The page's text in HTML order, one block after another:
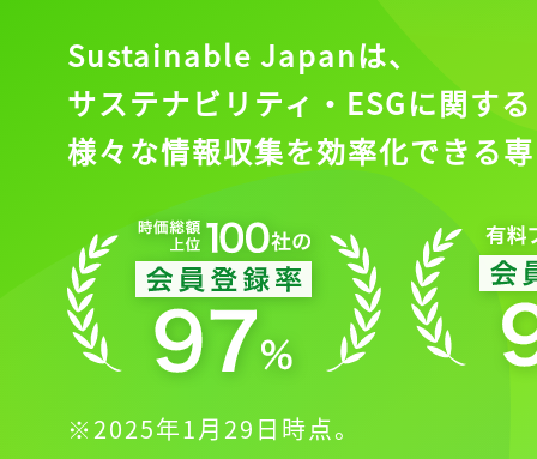
Sustainable Japanは、
サステナビリティ・ESGに関する
様々な情報収集を効率化できる
※2025年1月29日時点。